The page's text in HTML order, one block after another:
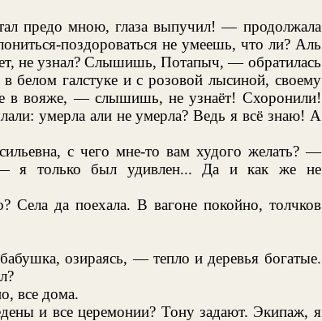
предо мною, глаза выпучил! — продолжала
поздороваться не умеешь, что ли? Аль
не узнал? Слышишь, Потапыч, — обратилась
белом галстуке и с розовой лысиной, своему
в вояже, — слышишь, не узнаёт! Схоронили!
умерла али не умерла? Ведь я всё знаю! А
с чего мне-то вам худого желать? —
— я только был удивлен... Да и как же не
Села да поехала. В вагоне покойно, толчков
озираясь, — тепло и деревья богатые.
все дома.
и все церемонии? Тону задают. Экипаж, я